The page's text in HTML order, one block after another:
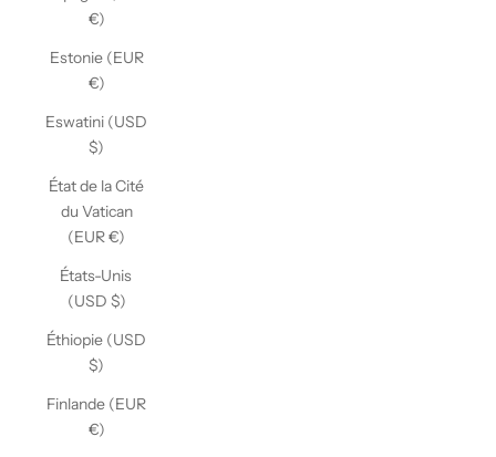
€)
Estonie (EUR
€)
Eswatini (USD
$)
État de la Cité
du Vatican
(EUR €)
États-Unis
(USD $)
Éthiopie (USD
$)
Finlande (EUR
€)